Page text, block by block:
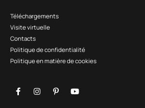
Téléchargements
Visite virtuelle
Contacts
Politique de confidentialité
Politique en matière de cookies